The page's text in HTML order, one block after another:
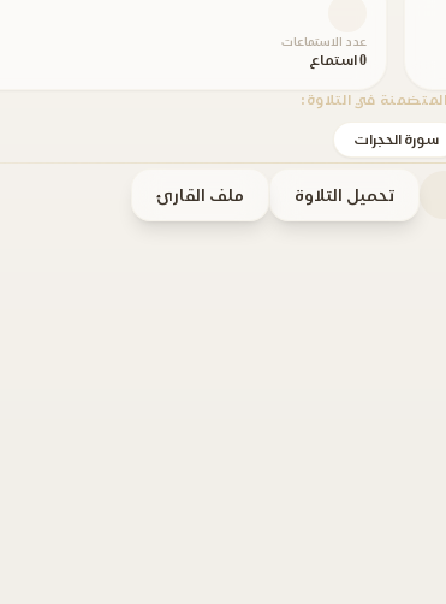
عدد الاستماعات
0 استماع
في التلاوة:
سورة الحجرات
تحميل التلاوة ملف القارئ